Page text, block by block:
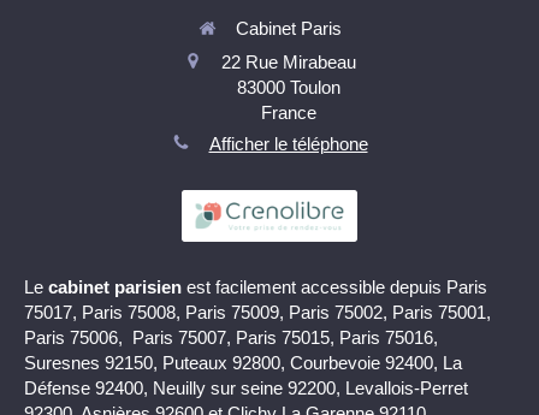
Cabinet Paris
22 Rue Mirabeau
83000 Toulon
France
Afficher le téléphone
Le cabinet parisien est facilement accessible depuis Paris
75017, Paris 75008, Paris 75009, Paris 75002, Paris 75001,
Paris 75006, Paris 75007, Paris 75015, Paris 75016,
Suresnes 92150, Puteaux 92800, Courbevoie 92400, La
Défense 92400, Neuilly sur seine 92200, Levallois-Perret